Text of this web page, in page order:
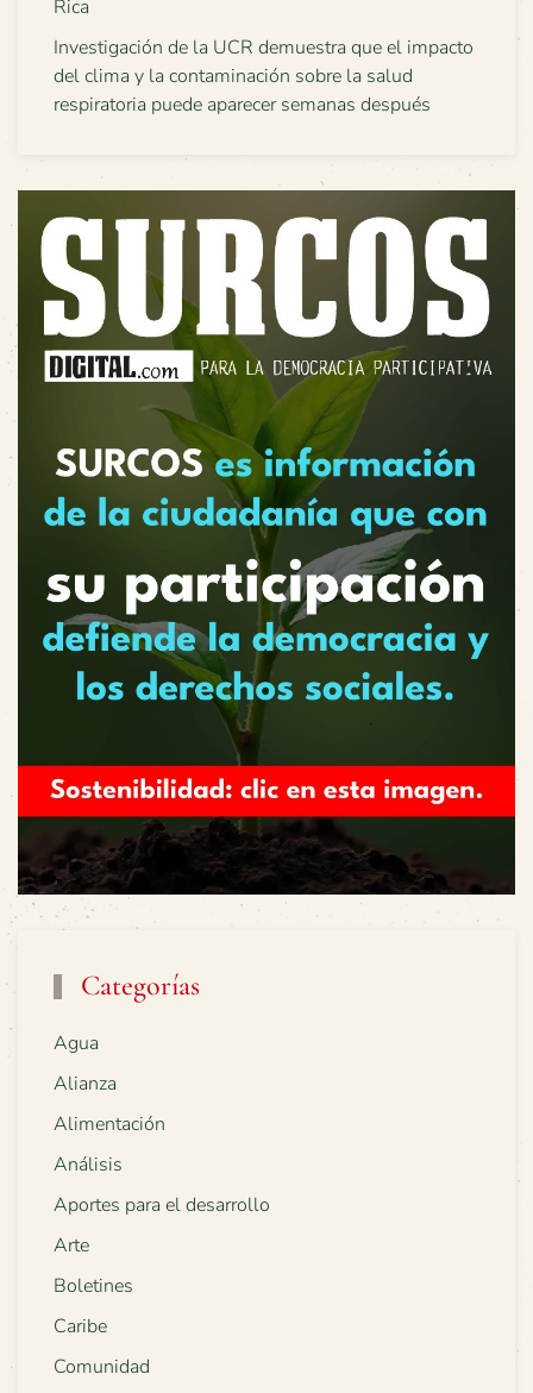
Rica
Investigación de la UCR demuestra que el impacto
del clima y la contaminación sobre la salud
respiratoria puede aparecer semanas después
Categorías
Agua
Alianza
Alimentación
Análisis
Aportes para el desarrollo
Arte
Boletines
Caribe
Comunidad